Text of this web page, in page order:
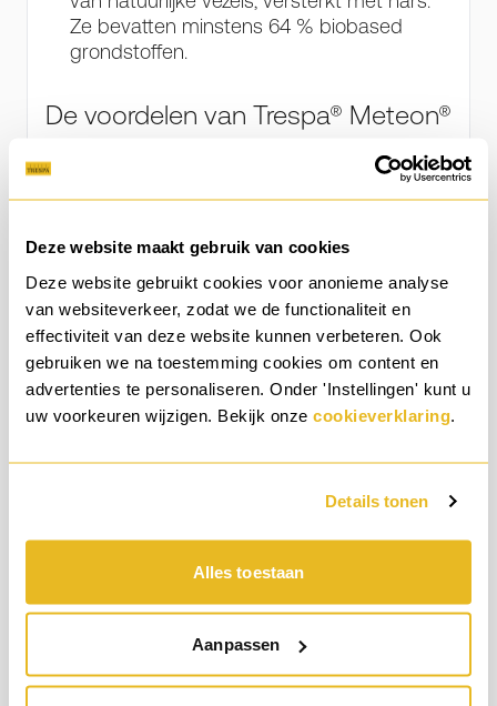
Deze website maakt gebruik van cookies
Deze website gebruikt cookies voor anonieme analyse
van websiteverkeer, zodat we de functionaliteit en
effectiviteit van deze website kunnen verbeteren. Ook
gebruiken we na toestemming cookies om content en
advertenties te personaliseren. Onder 'Instellingen' kunt u
uw voorkeuren wijzigen. Bekijk onze cookieverklaring
Details tonen
Alles toestaan
Aanpassen
Ze bevatten minstens 64 % biobased
grondstoffen.
De voordelen van Trespa® Meteon®
Makkelijk te monteren